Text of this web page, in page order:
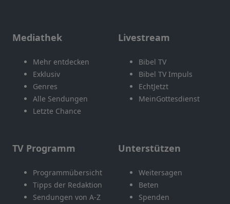
Mediathek
Mehr entdecken
Exklusiv
Genres
Alle Sendungen
Letzte Chance
Livestream
Bibel TV
Bibel TV Impuls
EchtJetzt
MeinGottesdienst
TV Programm
Programmübersicht
Tipps der Redaktion
Sendungen von A-Z
Unterstützen
Weitersagen
Beten
Spenden